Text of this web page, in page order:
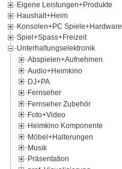
Eigene Leistungen+Produkte
Haushalt+Heim
Konsolen+PC Spiele+Hardware
Spiel+Spass+Freizeit
Unterhaltungselektronik
Abspielen+Aufnehmen
Audio+Heimkino
DJ+PA
Fernseher
Fernseher Zubehör
Foto+Video
Heimkino Komponente
Möbel+Halterungen
Musik
Präsentation